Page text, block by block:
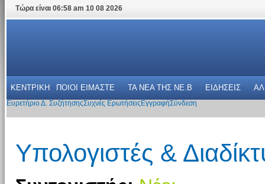
Τώρα είναι 06:58 am 10 08 2026
ΚΕΝΤΡΙΚΗ ΠΟΙΟΙ ΕΙΜΑΣΤΕ ΤΑ ΝΕΑ THΣ NE.B ΕΙΔΗΣΕΙΣ
Ευρετήριο Δ. ΣυζήτησηςΣυχνές Ερωτήσεις ΕγγραφήΣύνδεση
Υπολογιστές &